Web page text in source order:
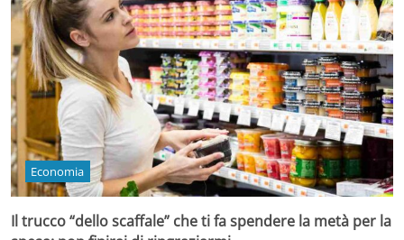
Economia
Il trucco “dello scaffale” che ti fa spendere la metà per la